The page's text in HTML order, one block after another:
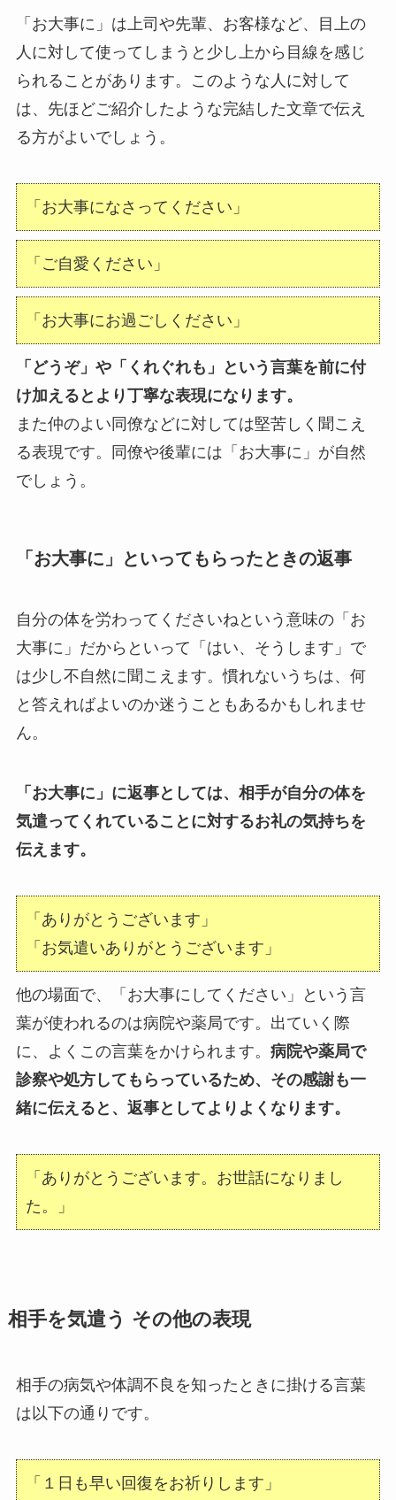
「お大事に」は上司や先輩、お客様など、目上の
人に対して使ってしまうと少し上から目線を感じ
られることがあります。このような人に対して
は、先ほどご紹介したような完結した文章で伝え
る方がよいでしょう。
「お大事になさってください」
「ご自愛ください」
「お大事にお過ごしください」
「どうぞ」や「くれぐれも」という言葉を前に付
け加えるとより丁寧な表現になります。
また仲のよい同僚などに対しては堅苦しく聞こえ
る表現です。同僚や後輩には「お大事に」が自然
でしょう。
「お大事に」といってもらったときの返事
自分の体を労わってくださいねという意味の「お
大事に」だからといって「はい、そうします」で
は少し不自然に聞こえます。慣れないうちは、何
と答えればよいのか迷うこともあるかもしれませ
ん。
「お大事に」に返事としては、相手が自分の体を
気遣ってくれていることに対するお礼の気持ちを
伝えます。
「ありがとうございます」
「お気遣いありがとうございます」
他の場面で、「お大事にしてください」という言
葉が使われるのは病院や薬局です。出ていく際
に、よくこの言葉をかけられます。 病院や薬局で
診察や処方してもらっているため、その感謝も一
緒に伝えると、返事としてよりよくなります。
「ありがとうございます。お世話になりまし
た。」
相手を気遣う その他の表現
相手の病気や体調不良を知ったときに掛ける言葉
は以下の通りです。
「１日も早い回復をお祈りします」